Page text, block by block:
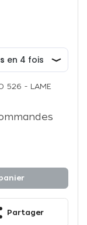
526 - LAME
Partager